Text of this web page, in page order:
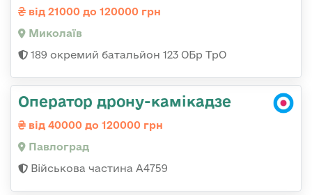
від 21000 до 120000 грн
Миколаїв
189 окремий батальйон 123 ОБр ТрО
Оператор дрону-камікадзе
від 40000 до 120000 грн
Павлоград
Військова частина А4759